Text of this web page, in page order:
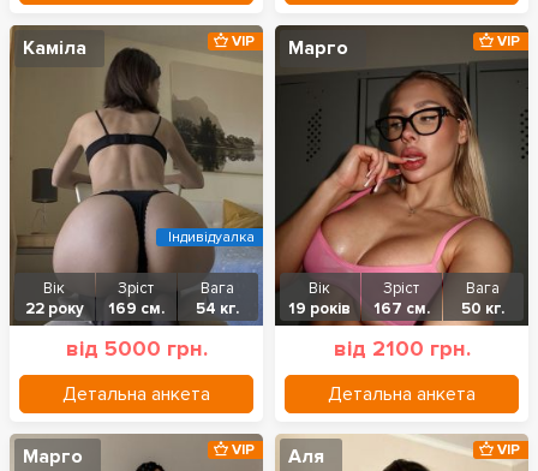
Каміла
Вік
22 року
Зріст
169 см.
Вага
54 кг.
від 5000 грн.
Детальна анкета
VIP
Індивідуалка
Марго
Вік
19 років
Зріст
167 см.
Вага
50 кг.
від 2100 грн.
Детальна анкета
VIP
Марго VIP Аля VIP